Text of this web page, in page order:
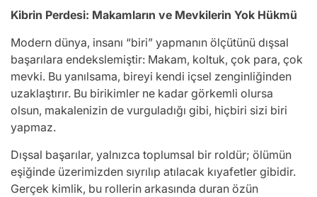
Kibrin Perdesi: Makamların ve Mevkilerin Yok Hükmü
Modern dünya, insanı “biri” yapmanın ölçütünü dışsal
başarılara endekslemiştir: Makam, koltuk, çok para, çok
mevki. Bu yanılsama, bireyi kendi içsel zenginliğinden
uzaklaştırır. Bu birikimler ne kadar görkemli olursa
olsun, makalenizin de vurguladığı gibi, hiçbiri sizi biri
yapmaz.
Dışsal başarılar, yalnızca toplumsal bir roldür; ölümün
eşiğinde üzerimizden sıyrılıp atılacak kıyafetler gibidir.
Gerçek kimlik, bu rollerin arkasında duran özün